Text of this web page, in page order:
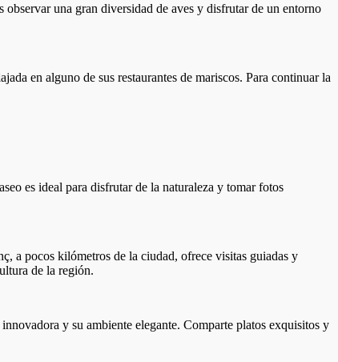
una gran diversidad de aves y disfrutar de un entorno
en alguno de sus restaurantes de mariscos. Para continuar la
es ideal para disfrutar de la naturaleza y tomar fotos
a pocos kilómetros de la ciudad, ofrece visitas guiadas y
de la región.
y su ambiente elegante. Comparte platos exquisitos y